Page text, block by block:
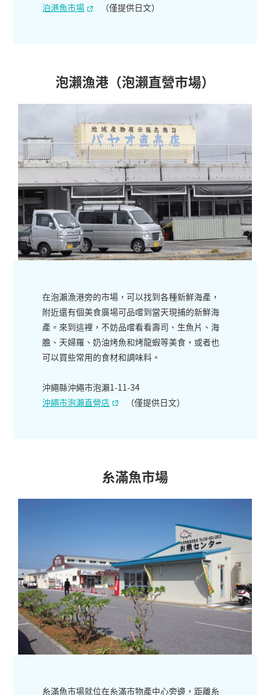
泊港魚市場
（僅提供日文）
泡瀨漁港（泡瀨直營市場）
在泡瀨漁港旁的市場，可以找到各種新鮮海產，
附近還有個美食廣場可品嚐到當天現捕的新鮮海
產。來到這裡，不妨品嚐看看壽司、生魚片、海
膽、天婦羅、奶油烤魚和烤龍蝦等美食，或者也
可以買些常用的食材和調味料。
沖繩縣沖繩市泡瀨1-11-34
沖繩市泡瀨直營店
（僅提供日文）
糸滿魚市場
糸滿魚市場就位在糸滿市物產中心旁邊，距離糸